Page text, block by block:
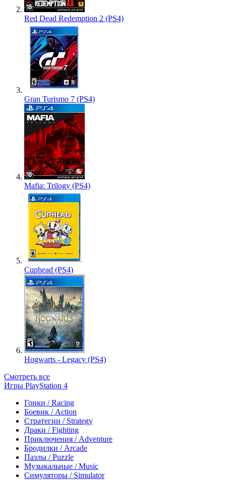
Red Dead Redemption 2 (PS4)
Gran Turismo 7 (PS4)
Mafia: Trilogy (PS4)
Cuphead (PS4)
Hogwarts - Legacy (PS4)
Смотреть все
Игры PlayStation 4
Гонки / Racing
Боевик / Action
Стратегии / Strategy
Драки / Fighting
Приключения / Adventure
Бродилки / Arcade
Пазлы / Puzzle
Музыкальные / Music
Симуляторы / Simulator